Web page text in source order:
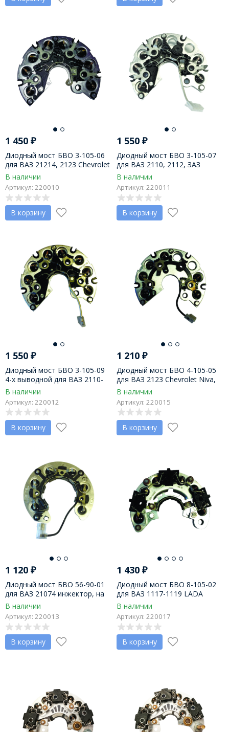
1 450 ₽
Диодный мост БВО 3-105-06
для ВАЗ 21214, 2123 Chevrolet
Niva, на ген-ры Г9402.3701-01,
Г9412.3701-01, пр-во АО
Орбита
В наличии
Артикул: 220010
В корзину
1 550₽
Диодный мост БВО 3-105-07
для ВАЗ 2110, 2112, ЗАЗ
Таврия, ген. 971 Электромаш,
пр-во АО Орбита
В наличии
Артикул: 220011
В корзину
1 550 ₽
Диодный мост БВО 3-105-09
4-х выводной для ВАЗ 2110-
2112 ген-ры 3202.3771,
Г492.3701-01 БАТЭ, пр-во АО
Орбита
В наличии
Артикул: 220012
В корзину
1 210₽
Диодный мост БВО 4-105-05
для ВАЗ 2123 Chevrolet Niva,
на ген. 9402-01, три вывода,
пр-во АО Орбита
В наличии
Артикул: 220015
В корзину
1 120 ₽
Диодный мост БВО 56-90-01
для ВАЗ 21074 инжектор, на
ген. 372.3708-03, пр-во АО
Орбита
В наличии
Артикул: 220013
В корзину
1 430₽
Диодный мост БВО 8-105-02
для ВАЗ 1117-1119 LADA
Kalina с ген. 9402-3701-06
14В/85А, пр-во АО Орбита
В наличии
Артикул: 220017
В корзину